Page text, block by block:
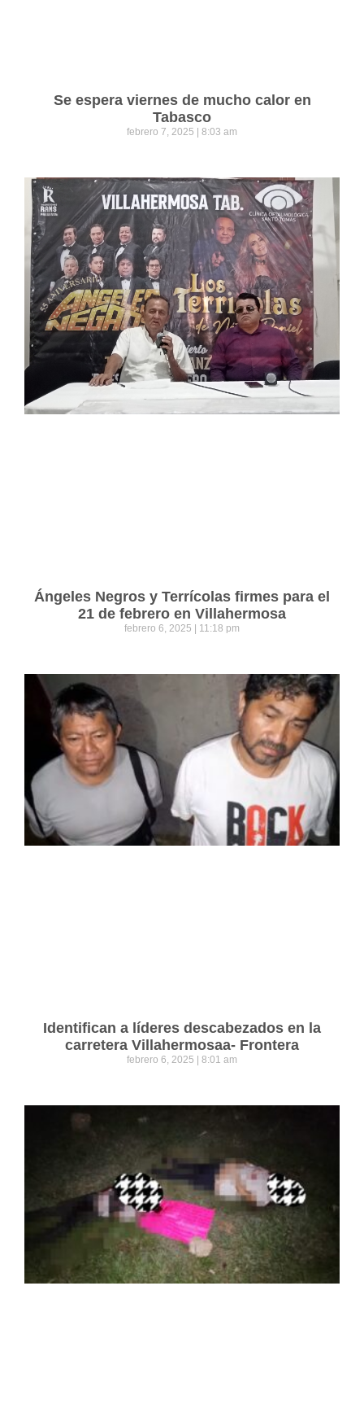
Se espera viernes de mucho calor en
Tabasco
febrero 7, 2025 8:03 am
Ángeles Negros y Terrícolas firmes para el
21 de febrero en Villahermosa
febrero 6, 2025 11:18 pm
Identifican a líderes descabezados en la
carretera Villahermosaa- Frontera
febrero 6, 2025 8:01 am